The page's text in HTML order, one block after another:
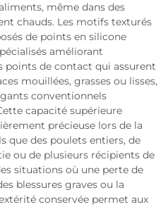
même dans des
chauds. Les motifs texturés
de points en silicone
améliorant
points de contact qui assurent
mouillées, grasses ou lisses,
conventionnels
capacité supérieure
précieuse lors de la
que des poulets entiers, de
ou de plusieurs récipients de
situations où une perte de
blessures graves ou la
conservée permet aux